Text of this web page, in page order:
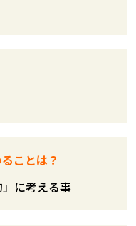
ことは？
」に考える事